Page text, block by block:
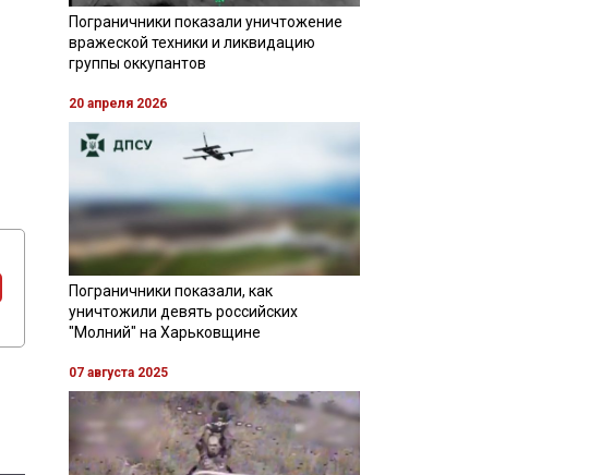
Пограничники показали уничтожение
вражеской техники и ликвидацию
группы оккупантов
20 апреля 2026
Пограничники показали, как
уничтожили девять российских
"Молний" на Харьковщине
07 августа 2025